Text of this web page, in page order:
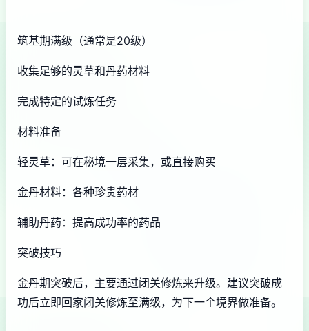
筑基期满级（通常是20级）
收集足够的灵草和丹药材料
完成特定的试炼任务
材料准备
轻灵草：可在秘境一层采集，或直接购买
金丹材料：各种珍贵药材
辅助丹药：提高成功率的药品
突破技巧
金丹期突破后，主要通过闭关修炼来升级。建议突破成
功后立即回家闭关修炼至满级，为下一个境界做准备。